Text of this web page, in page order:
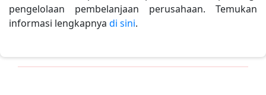
pengelolaan pembelanjaan perusahaan. Temukan
informasi lengkapnya di sini.